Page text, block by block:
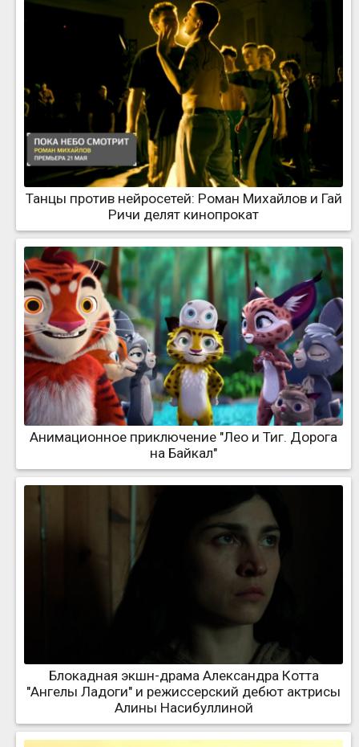
Танцы против нейросетей: Роман Михайлов и Гай
Ричи делят кинопрокат
Анимационное приключение "Лео и Тиг. Дорога
на Байкал"
Блокадная экшн-драма Александра Котта
"Ангелы Ладоги" и режиссерский дебют актрисы
Алины Насибуллиной